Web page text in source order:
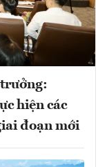
hiện các
đoạn mới